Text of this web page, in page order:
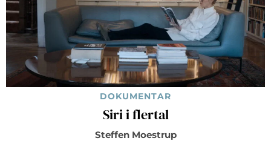
DOKUMENTAR
Siri i flertal
Steffen Moestrup